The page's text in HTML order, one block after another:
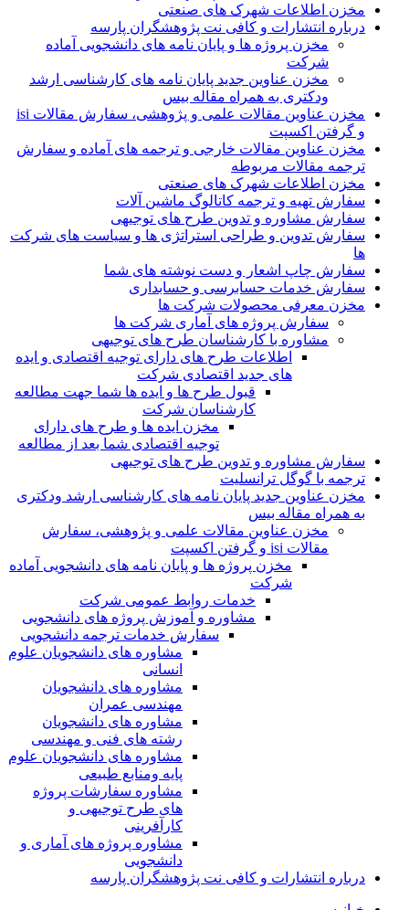
مخزن اطلاعات شهرک های صنعتی
درباره انتشارات و کافی نت پژوهشگران پارسه
مخزن پروژه ها و پایان نامه های دانشجویی آماده
شرکت
مخزن عناوین جدید پایان نامه های کارشناسی ارشد
ودکتری به همراه مقاله بیس
مخزن عناوین مقالات علمی و پژوهشی، سفارش مقالات isi
و گرفتن اکسپت
مخزن عناوین مقالات خارجی و ترجمه های آماده و سفارش
ترجمه مقالات مربوطه
مخزن اطلاعات شهرک های صنعتی
سفارش تهیه و ترجمه کاتالوگ ماشین آلات
سفارش مشاوره و تدوین طرح های توجیهی
سفارش تدوین و طراحی استراتژی ها و سیاست های شرکت
ها
سفارش چاپ اشعار و دست نوشته های شما
سفارش خدمات حسابرسی و حسابداری
مخزن معرفی محصولات شرکت ها
سفارش پروژه های آماری شرکت ها
مشاوره با کارشناسان طرح های توجیهی
اطلاعات طرح های دارای توجیه اقتصادی و ایده
های جدید اقتصادی شرکت
قبول طرح ها و ایده ها شما جهت مطالعه
کارشناسان شرکت
مخزن ایده ها و طرح های دارای
توجیه اقتصادی شما بعد از مطالعه
سفارش مشاوره و تدوین طرح های توجیهی
ترجمه با گوگل ترانسلیت
مخزن عناوین جدید پایان نامه های کارشناسی ارشد ودکتری
به همراه مقاله بیس
مخزن عناوین مقالات علمی و پژوهشی، سفارش
مقالات isi و گرفتن اکسپت
مخزن پروژه ها و پایان نامه های دانشجویی آماده
شرکت
خدمات روابط عمومی شرکت
مشاوره و آموزش پروژه های دانشجویی
سفارش خدمات ترجمه دانشجویی
مشاوره های دانشجویان علوم
انسانی
مشاوره های دانشجویان
مهندسی عمران
مشاوره های دانشجویان
رشته های فنی و مهندسی
مشاوره های دانشجویان علوم
پایه ومنابع طبیعی
مشاوره سفارشات پروژه
های طرح توجیهی و
کارآفرینی
مشاوره پروژه های آماری و
دانشجویی
درباره انتشارات و کافی نت پژوهشگران پارسه